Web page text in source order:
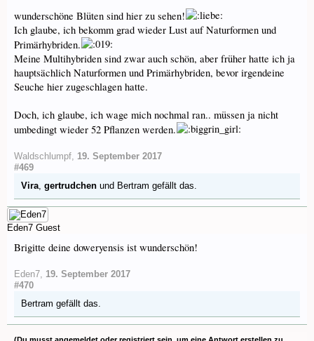
wunderschöne Blüten sind hier zu sehen!
Ich glaube, ich bekomm grad wieder Lust auf Naturformen und
Primärhybriden.
Meine Multihybriden sind zwar auch schön, aber früher hatte ich ja
hauptsächlich Naturformen und Primärhybriden, bevor irgendeine
Seuche hier zugeschlagen hatte.
Doch, ich glaube, ich wage mich nochmal ran.. müssen ja nicht
umbedingt wieder 52 Pflanzen werden.
Waldschlumpf, 19. September 2017
#469
Vira, gertrudchen und Bertram gefällt das.
Eden7 Guest
Brigitte deine doweryensis ist wunderschön!
Eden7, 19. September 2017
#470
Bertram gefällt das.